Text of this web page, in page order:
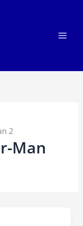
2
Man